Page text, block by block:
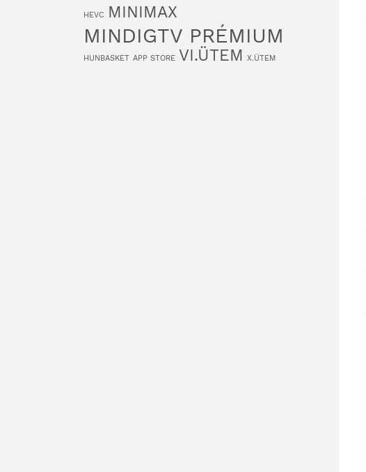
HEVC MINIMAX
MINDIGTV PRÉMIUM
HUNBASKET APP STORE VI.ÜTEM X.ÜTEM